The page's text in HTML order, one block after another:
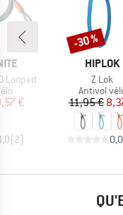
Looped
réduit
€
(2)
MARQUE
HIPLOK
Article
Z Lok
Product
Antivol
Prix
11,95 €Prix
0,0
Remise
-30 %